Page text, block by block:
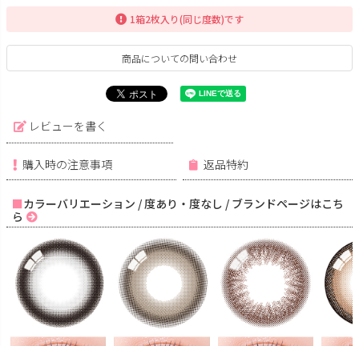
1箱2枚入り(同じ度数)です
商品についての問い合わせ
レビューを書く
購入時の注意事項 返品特約
カラーバリエーション / 度あり・度なし / ブランドページはこち
ら